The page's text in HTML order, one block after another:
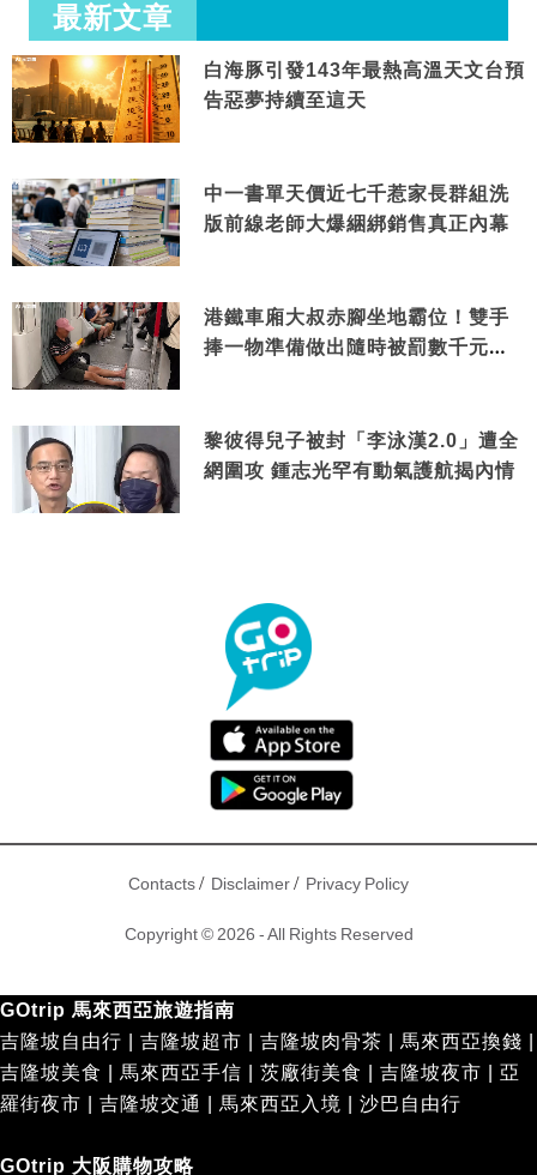
最新文章
白海豚引發143年最熱高溫天文台預
告惡夢持續至這天
中一書單天價近七千惹家長群組洗
版前線老師大爆綑綁銷售真正內幕
港鐵車廂大叔赤腳坐地霸位！雙手
捧一物準備做出隨時被罰數千元舉
黎彼得兒子被封「李泳漢2.0」遭全
網圍攻 鍾志光罕有動氣護航揭內情
Contacts/ Disclaimer/ Privacy Policy
Copyright © 2026 - All Rights Reserved
GOtrip 馬來西亞旅遊指南
吉隆坡自由行
吉隆坡超市 吉隆坡肉骨茶 馬來西亞換錢
吉隆坡美食
馬來西亞手信 茨廠街美食 吉隆坡夜市
亞
羅街夜市
吉隆坡交通 馬來西亞入境 沙巴自由行
GOtrip 大阪購物攻略